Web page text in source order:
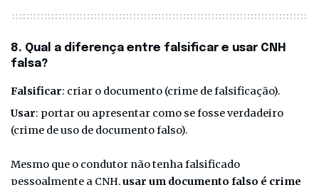
8. Qual a diferença entre falsificar e usar CNH
falsa?
Falsificar: criar o documento (crime de falsificação).
Usar: portar ou apresentar como se fosse verdadeiro
(crime de uso de documento falso).
Mesmo que o condutor não tenha falsificado
pessoalmente a CNH,usar um documento falso é crime